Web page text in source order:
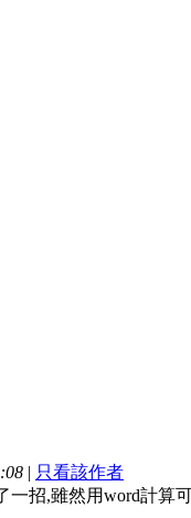
| 只看該作者
一招,雖然用word計算